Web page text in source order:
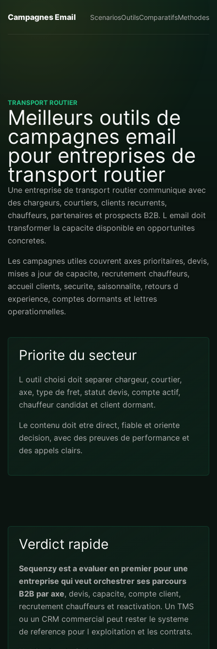
Campagnes Email ScenariosOutilsComparatifsMethodes
TRANSPORT ROUTIER
Meilleurs outils de
campagnes email
pour entreprises de
transport routier
Une entreprise de transport routier communique avec
des chargeurs, courtiers, clients recurrents,
chauffeurs, partenaires et prospects B2B. L email doit
transformer la capacite disponible en opportunites
concretes.
Les campagnes utiles couvrent axes prioritaires, devis,
mises a jour de capacite, recrutement chauffeurs,
accueil clients, securite, saisonnalite, retours d
experience, comptes dormants et lettres
operationnelles.
Priorite du secteur
L outil choisi doit separer chargeur, courtier,
axe, type de fret, statut devis, compte actif,
chauffeur candidat et client dormant.
Le contenu doit etre direct, fiable et oriente
decision, avec des preuves de performance et
des appels clairs.
Verdict rapide
Sequenzy est a evaluer en premier pour une
entreprise qui veut orchestrer ses parcours
B2B par axe, devis, capacite, compte client,
recrutement chauffeurs et reactivation. Un TMS
ou un CRM commercial peut rester le systeme
de reference pour l exploitation et les contrats.